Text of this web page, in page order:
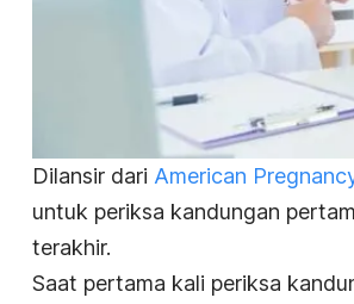
Dilansir dari American
untuk periksa kandungan
terakhir.
Saat pertama kali periksa